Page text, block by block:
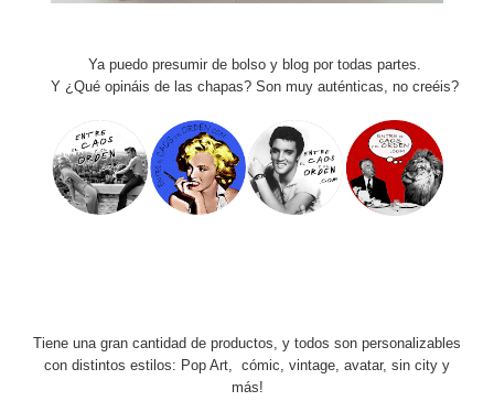
Ya puedo presumir de bolso y blog por todas partes.
Y ¿Qué opináis de las chapas? Son muy auténticas, no creéis?
Tiene una gran cantidad de productos, y todos son personalizables
con distintos estilos: Pop Art, cómic, vintage, avatar, sin city y
más!